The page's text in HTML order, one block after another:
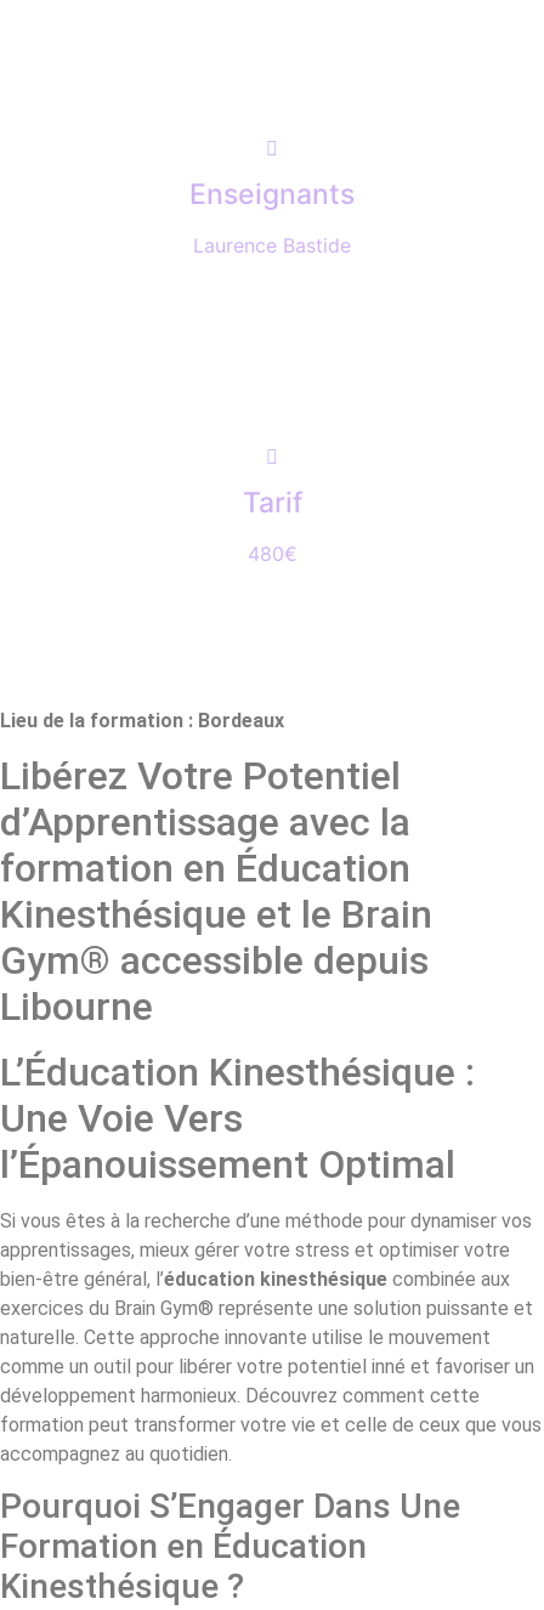
Enseignants
Laurence Bastide
Tarif
480€
Lieu de la formation : Bordeaux
Libérez Votre Potentiel
d’Apprentissage avec la
formation en Éducation
Kinesthésique et le Brain
Gym® accessible depuis
Libourne
L’Éducation Kinesthésique :
Une Voie Vers
l’Épanouissement Optimal
Si vous êtes à la recherche d’une méthode pour dynamiser vos
apprentissages, mieux gérer votre stress et optimiser votre
bien-être général, l’éducation kinesthésique combinée aux
exercices du Brain Gym® représente une solution puissante et
naturelle. Cette approche innovante utilise le mouvement
comme un outil pour libérer votre potentiel inné et favoriser un
développement harmonieux. Découvrez comment cette
formation peut transformer votre vie et celle de ceux que vous
accompagnez au quotidien.
Pourquoi S’Engager Dans Une
Formation en Éducation
Kinesthésique ?